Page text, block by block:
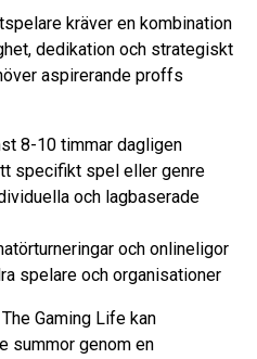
kräver en kombination
dedikation och strategiskt
aspirerande proffs
8-10 timmar dagligen
specifikt spel eller genre
och lagbaserade
och onlineligor
spelare och organisationer
Gaming Life kan
summor genom en